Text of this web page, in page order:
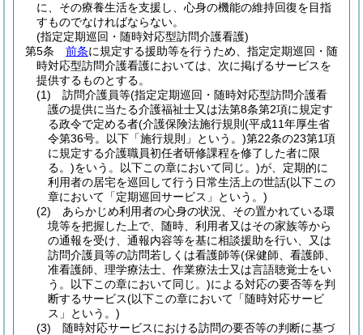
に、その療養生活を支援し、心身の機能の維持回復を目指
すものでなければならない。
(指定定期巡回・随時対応型訪問介護看護)
第5条
前条に規定する援助等を行うため、指定定期巡回・随
時対応型訪問介護看護においては、次に掲げるサービスを
提供するものとする。
(1)
訪問介護員等(指定定期巡回・随時対応型訪問介護看
護の提供に当たる介護福祉士又は法第8条第2項に規定す
る政令で定める者(介護保険法施行規則 (平成11年厚生省
令第36号。以下「施行規則」という。)第22条の23第1項
に規定する介護職員初任者研修課程を修了した者に限
る。)をいう。以下この章において同じ。)が、定期的に
利用者の居宅を巡回して行う日常生活上の世話(以下この
章において「定期巡回サービス」という。)
(2)
あらかじめ利用者の心身の状況、その置かれている環
境等を把握した上で、随時、利用者又はその家族等から
の通報を受け、通報内容等を基に相談援助を行い、又は
訪問介護員等の訪問若しくは看護師等(保健師、看護師、
准看護師、理学療法士、作業療法士又は言語聴覚士をい
う。以下この章において同じ。)による対応の要否等を判
断するサービス(以下この章において「随時対応サービ
ス」という。)
(3)
随時対応サービスにおける訪問の要否等の判断に基づ